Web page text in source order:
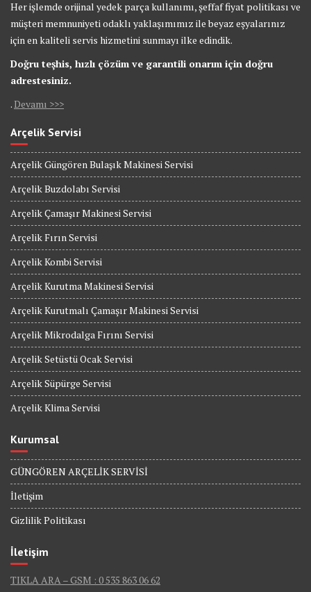
Her işlemde orijinal yedek parça kullanımı, şeffaf fiyat politikası ve
müşteri memnuniyeti odaklı yaklaşımımız ile beyaz eşyalarınız
için en kaliteli servis hizmetini sunmayı ilke edindik.
Doğru teşhis, hızlı çözüm ve garantili onarım için doğru
adrestesiniz.
.Devamı >>>
Arçelik Servisi
Arçelik Güngören Bulaşık Makinesi Servisi
Arçelik Buzdolabı Servisi
Arçelik Çamaşır Makinesi Servisi
Arçelik Fırın Servisi
Arçelik Kombi Servisi
Arçelik Kurutma Makinesi Servisi
Arçelik Kurutmalı Çamaşır Makinesi Servisi
Arçelik Mikrodalga Fırını Servisi
Arçelik Setüstü Ocak Servisi
Arçelik Süpürge Servisi
Arçelik Klima Servisi
Kurumsal
GÜNGÖREN ARÇELİK SERVİSİ
İletişim
Gizlilik Politikası
İletişim
TIKLA ARA – GSM : 0 535 863 06 62